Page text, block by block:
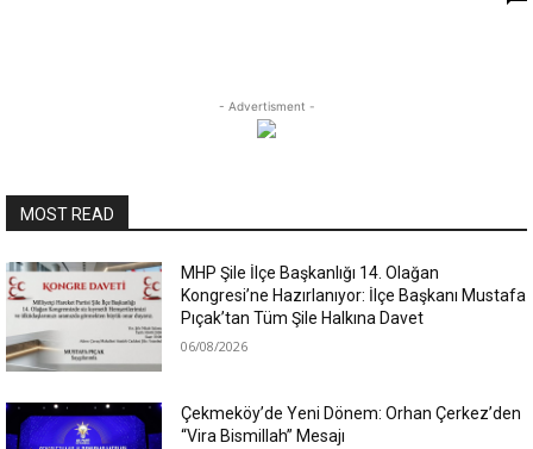
- Advertisment -
MOST READ
MHP Şile İlçe Başkanlığı 14. Olağan
Kongresi’ne Hazırlanıyor: İlçe Başkanı Mustafa
Pıçak’tan Tüm Şile Halkına Davet
06/08/2026
Çekmeköy’de Yeni Dönem: Orhan Çerkez’den
“Vira Bismillah” Mesajı